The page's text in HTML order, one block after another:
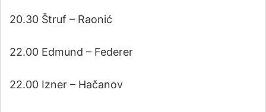
20.30 Štruf – Raonić
22.00 Edmund – Federer
22.00 Izner – Hačanov